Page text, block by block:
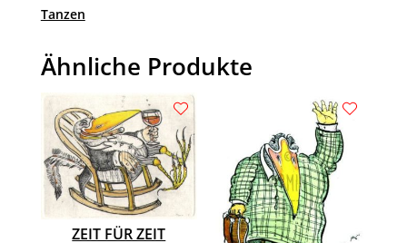
Tanzen
Ähnliche Produkte
ZEIT FÜR ZEIT